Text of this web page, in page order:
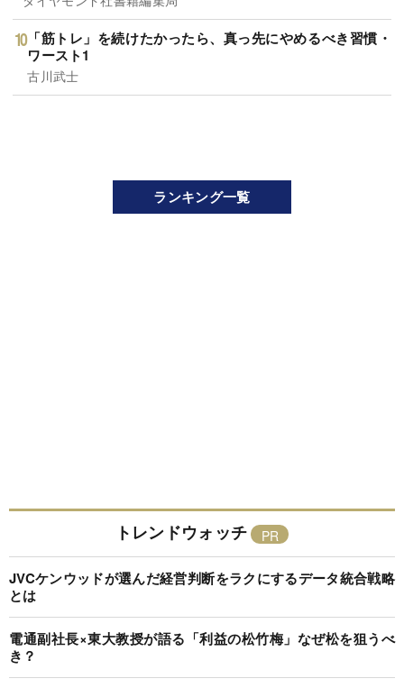
「筋トレ」を続けたかったら、真っ先にやめるべき習慣・
ワースト1
古川武士
ランキング一覧
トレンドウォッチ
JVCケンウッドが選んだ経営判断をラクにするデータ統合戦略
とは
電通副社長×東大教授が語る「利益の松竹梅」なぜ松を狙うべ
き？